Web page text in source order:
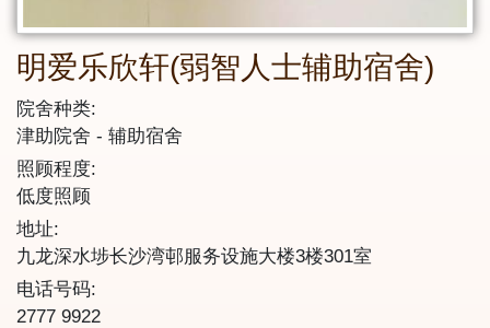
明爱乐欣轩(弱智人士辅助宿舍)
院舍种类:
津助院舍
辅助宿舍
照顾程度:
低度照顾
地址:
九龙深水埗长沙湾邨服务设施大楼3楼301室
电话号码:
2777 9922